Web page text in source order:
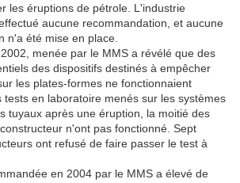
les éruptions de pétrole. L'industrie
aucune recommandation, et aucune
n'a été mise en place.
menée par le MMS a révélé que des
des dispositifs destinés à empêcher
les plates-formes ne fonctionnaient
tests en laboratoire menés sur les systèmes
tuyaux après une éruption, la moitié des
n'ont pas fonctionné. Sept
ont refusé de faire passer le test à
en 2004 par le MMS a élevé de